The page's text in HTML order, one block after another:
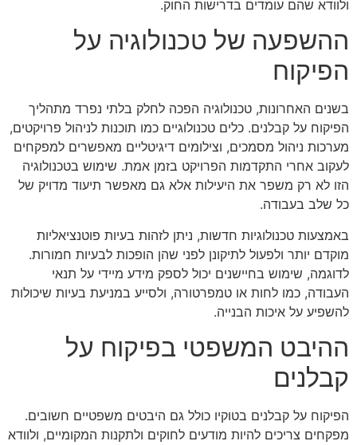
ולוודא שהם עומדים בדרישות החוק.
ההשפעה של טכנולוגיה על
הפיקוח
בשנים האחרונות, טכנולוגיה הפכה לחלק בלתי נפרד מתהליך
הפיקוח על קבלנים. כלים טכנולוגיים כמו תוכנות לניהול פרויקטים,
מערכות ניהול מסמכים, וצילומים דיגיטליים מאפשרים למפקחים
לעקוב אחרי התקדמות הפרויקט בזמן אמת. שימוש בטכנולוגיה
הזו לא רק משפר את היעילות אלא גם מאפשר תיעוד מדויק של
כל שלב בעבודה.
באמצעות טכנולוגיות חדשות, ניתן לזהות בעיות פוטנציאליות
מוקדם יותר ולפעול לתיקונן לפני שהן הופכות לבעיות חמורות.
לדוגמה, שימוש בחיישנים יכול לספק מידע מיידי על תנאי
העבודה, כמו לחות או טמפרטורה, ולסייע במניעת בעיות שיכולות
להשפיע על איכות הבנייה.
ההיבט המשפטי בפיקוח על
קבלנים
הפיקוח על קבלנים בטוקיו כולל גם היבטים משפטיים חשובים.
מפקחים צריכים להיות מודעים לחוקים ולתקנות המקומיים, ולוודא